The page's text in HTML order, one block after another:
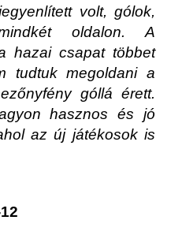
volt, gólok,
oldalon. A
hazai csapat többet
tudtuk megoldani a
góllá érett.
hasznos és jó
az új játékosok is